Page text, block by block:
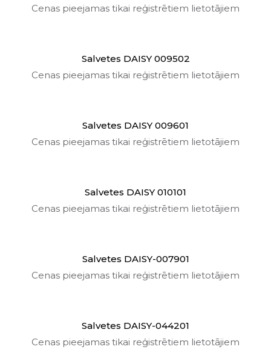
Cenas pieejamas tikai reģistrētiem lietotājiem
Salvetes DAISY 009502
Cenas pieejamas tikai reģistrētiem lietotājiem
Salvetes DAISY 009601
Cenas pieejamas tikai reģistrētiem lietotājiem
Salvetes DAISY 010101
Cenas pieejamas tikai reģistrētiem lietotājiem
Salvetes DAISY-007901
Cenas pieejamas tikai reģistrētiem lietotājiem
Salvetes DAISY-044201
Cenas pieejamas tikai reģistrētiem lietotājiem